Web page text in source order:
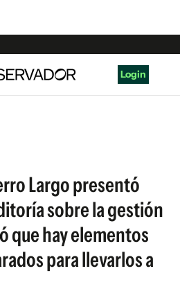
Login
Largo presentó
sobre la gestión
que hay elementos
para llevarlos a